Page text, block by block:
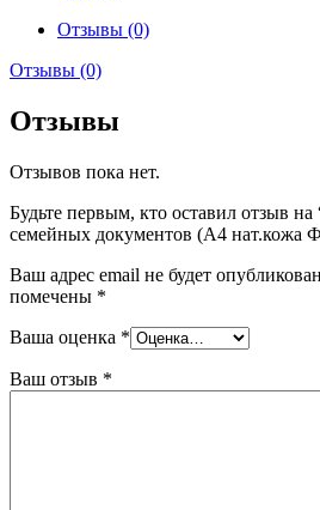
Отзывы (0)
Отзывы (0)
Отзывы
Отзывов пока нет.
Будьте первым, кто оставил отзыв
семейных документов (А4 нат.кожа
Ваш адрес email не будет
помечены *
Ваша оценка *
Ваш отзыв *